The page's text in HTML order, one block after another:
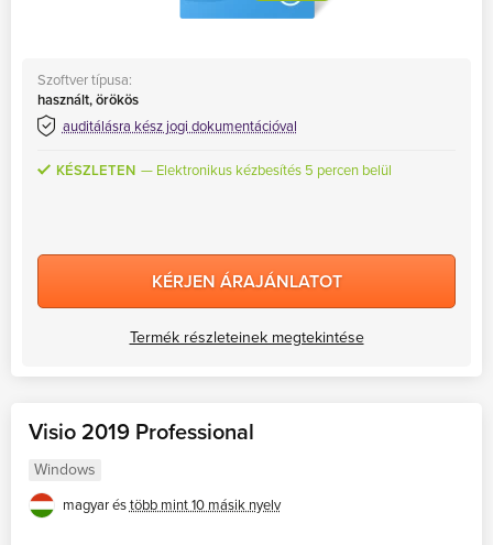
Szoftver típusa:
használt, örökös
auditálásra kész jogi dokumentációval
KÉSZLETEN Elektronikus kézbesítés 5 percen belül
KÉRJEN ÁRAJÁNLATOT
Termék részleteinek megtekintése
Visio 2019 Professional
Windows
magyar éstöbb mint 10 másik nyelv